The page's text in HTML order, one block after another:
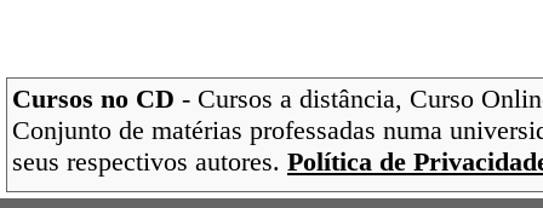
Cursos no CD - Cursos a distância, Curso
Conjunto de matérias professadas numa
seus respectivos autores. Política de